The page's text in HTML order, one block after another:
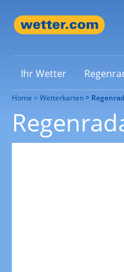
Ihr Wetter
Home Wetterkarten